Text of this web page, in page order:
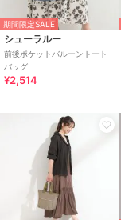
期間限定SALE
シューラルー
前後ポケットバルーントート
バッグ
¥2,514